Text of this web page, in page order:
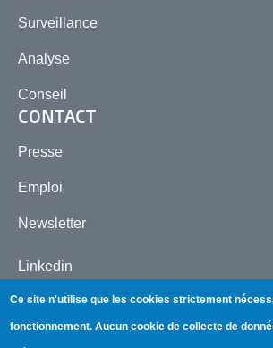
Surveillance
Analyse
Conseil
CONTACT
Presse
Emploi
Newsletter
Linkedin
Ce site n'utilise que les cookies strictement
fonctionnement. Aucun cookie de collecte de